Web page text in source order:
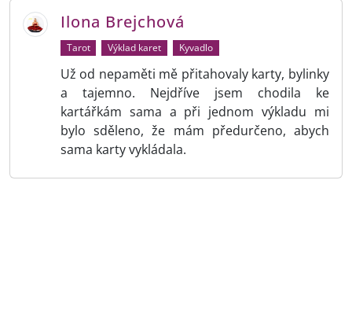
Ilona Brejchová
Tarot Výklad karet Kyvadlo
Už od nepaměti mě přitahovaly karty, bylinky
a tajemno. Nejdříve jsem chodila ke
kartářkám sama a při jednom výkladu mi
bylo sděleno, že mám předurčeno, abych
sama karty vykládala.